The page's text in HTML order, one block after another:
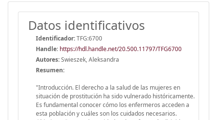
Datos identificativos
Identificador:TFG:6700
Handle: https://hdl.handle.net/20.500.11797/TFG6700
Autores:Swieszek, Aleksandra
Resumen:
"Introducción. El derecho a la salud de las mujeres en
situación de prostitución ha sido vulnerado históricamente.
Es fundamental conocer cómo los enfermeros acceden a
esta población y cuáles son los cuidados necesarios.